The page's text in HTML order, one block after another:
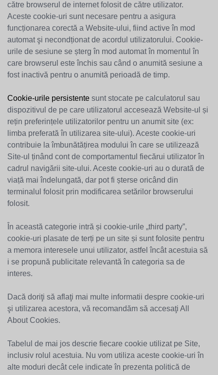
către browserul de internet folosit de către utilizator.
Aceste cookie-uri sunt necesare pentru a asigura
funcționarea corectă a Website-ului, fiind active în mod
automat şi necondționat de acordul utilizatorului. Cookie-
urile de sesiune se șterg în mod automat în momentul în
care browserul este închis sau când o anumită sesiune a
fost inactivă pentru o anumită perioadă de timp.
Cookie-urile persistente sunt stocate pe calculatorul sau
dispozitivul de pe care utilizatorul accesează Website-ul și
rețin preferințele utilizatorilor pentru un anumit site (ex:
limba preferată în utilizarea site-ului). Aceste cookie-uri
contribuie la îmbunătățirea modului în care se utilizează
Site-ul ținând cont de comportamentul fiecărui utilizator în
cadrul navigării site-ului. Aceste cookie-uri au o durată de
viață mai îndelungată, dar pot fi șterse oricând din
terminalul folosit prin modificarea setărilor browserului
folosit.
În această categorie intră și cookie-urile „third party”,
cookie-uri plasate de terți pe un site și sunt folosite pentru
a memora interesele unui utilizator, astfel încât acestuia să
i se propună publicitate relevantă în categoria sa de
interes.
Dacă doriţi să aflaţi mai multe informatii despre cookie-uri
şi utilizarea acestora, vă recomandăm să accesaţi All
About Cookies.
Tabelul de mai jos descrie fiecare cookie utilizat pe Site,
inclusiv rolul acestuia. Nu vom utiliza aceste cookie-uri în
alte moduri decât cele indicate în prezenta politică de